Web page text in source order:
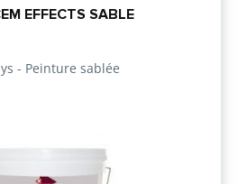
EFFECTS SABLE
- Peinture sablée